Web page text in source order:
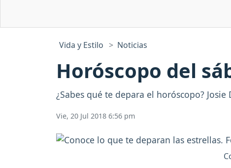
Vida y Estilo Noticias
Horóscopo del
¿Sabes qué te depara el horóscopo?
Vie, 20 Jul 2018 6:56 pm